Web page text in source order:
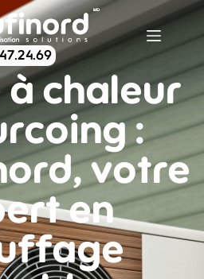
à chaleur
:
votre
en